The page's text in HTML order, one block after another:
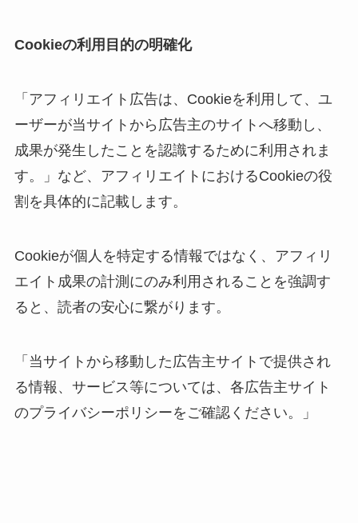
Cookieの利用目的の明確化
「アフィリエイト広告は、Cookieを利用して、ユ
ーザーが当サイトから広告主のサイトへ移動し、
成果が発生したことを認識するために利用されま
す。」など、アフィリエイトにおけるCookieの役
割を具体的に記載します。
Cookieが個人を特定する情報ではなく、アフィリ
エイト成果の計測にのみ利用されることを強調す
ると、読者の安心に繋がります。
「当サイトから移動した広告主サイトで提供され
る情報、サービス等については、各広告主サイト
のプライバシーポリシーをご確認ください。」